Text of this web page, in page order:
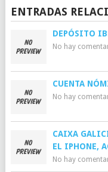
ENTRADAS
DEPÓSITO
No hay
CUENTA
No hay
CAIXA
EL IPHONE,
No hay